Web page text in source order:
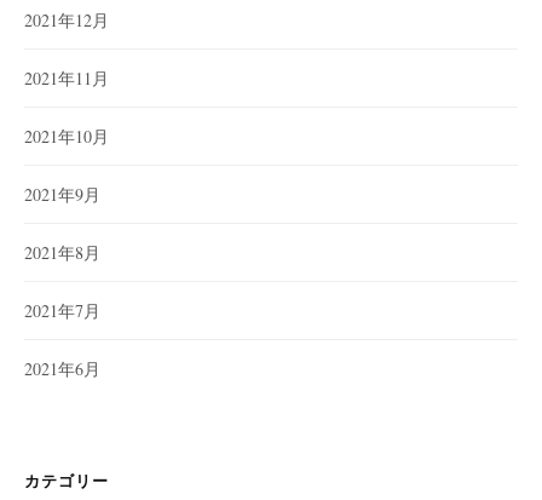
2021年12月
2021年11月
2021年10月
2021年9月
2021年8月
2021年7月
2021年6月
カテゴリー